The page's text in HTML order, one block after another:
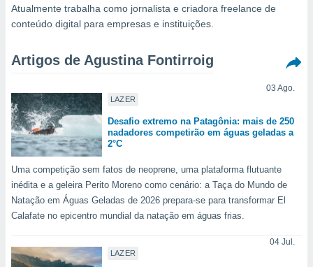
ao
a
todos os
ou
o
como
lhe
e
ACEITAR
Atualmente trabalha como jornalista e criadora freelance de
conteúdo digital para empresas e instituições.
Artigos de Agustina Fontirroig
LAZER
03 Ago.
Desafio extremo na Patagônia: mais de 250
nadadores competirão em águas geladas a
2°C
Uma competição sem fatos de neoprene, uma plataforma flutuante
inédita e a geleira Perito Moreno como cenário: a Taça do Mundo de
Natação em Águas Geladas de 2026 prepara-se para transformar El
Calafate no epicentro mundial da natação em águas frias.
LAZER
04 Jul.